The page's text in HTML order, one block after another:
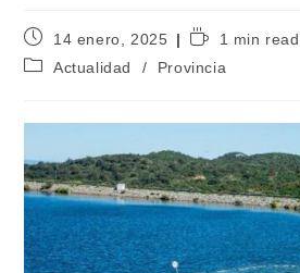
14 enero, 2025
1 min read
Actualidad
/ Provincia